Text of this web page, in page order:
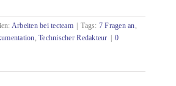
Arbeiten bei tecteam Tags: 7 Fragen an,
,Technischer Redakteur
0